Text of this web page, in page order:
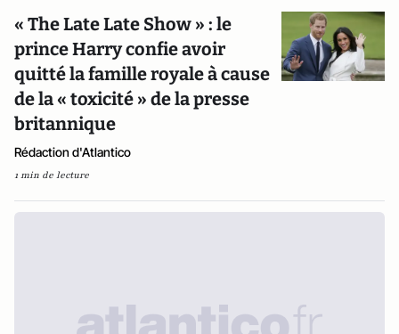
« The Late Late Show » : le
prince Harry confie avoir
quitté la famille royale à cause
de la « toxicité » de la presse
britannique
Rédaction d'Atlantico
1 min de lecture